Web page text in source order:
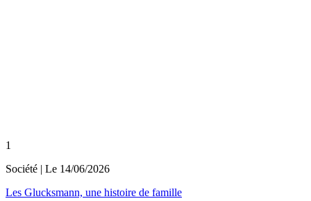
1
Société | Le 14/06/2026
Les Glucksmann, une histoire de famille